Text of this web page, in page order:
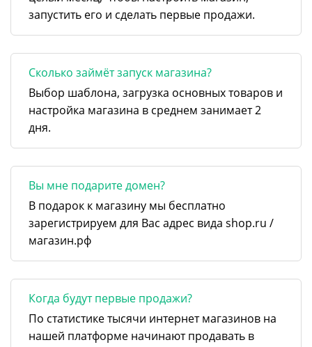
запустить его и сделать первые продажи.
Сколько займёт запуск магазина?
Выбор шаблона, загрузка основных товаров и
настройка магазина в среднем занимает 2
дня.
Вы мне подарите домен?
В подарок к магазину мы бесплатно
зарегистрируем для Вас адрес вида shop.ru /
магазин.рф
Когда будут первые продажи?
По статистике тысячи интернет магазинов на
нашей платформе начинают продавать в